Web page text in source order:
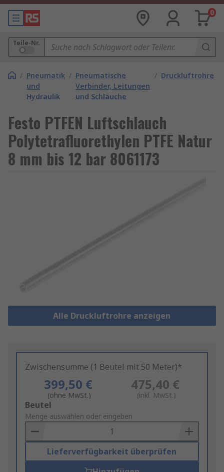
0
Teile-Nr.
/ Pneumatik
und
Hydraulik
/ Pneumatische
Verbinder, Leitungen
und Schläuche
/ Druckluftrohre
Festo PTFEN Luftschlauch
Polytetrafluorethylen PTFE Natur
8 mm bis 12 bar 8061173
Alle Druckluftrohre anzeigen
Zwischensumme (1 Beutel mit 50 Meter)*
399,50 €
(ohne MwSt.)
475,40 €
(inkl. MwSt.)
Add
to
Basket
Beutel
Menge auswählen oder eingeben
Lieferverfügbarkeit überprüfen